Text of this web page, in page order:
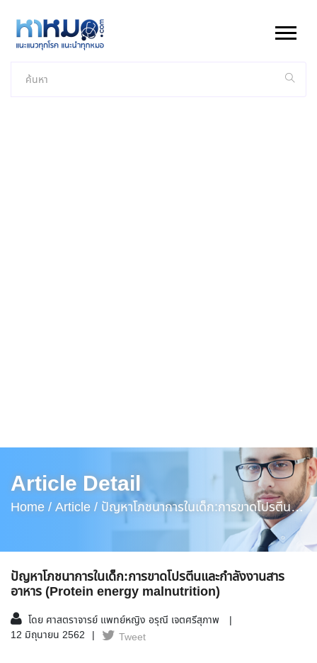
Article Detail
Home /Article / ปัญหาโภชนาการในเด็ก:การขาดโปรตีน
และกำลังงานสารอาหาร (Protein Energy Malnutrition)
ปัญหาโภชนาการในเด็ก:การขาดโปรตีนและกำลังงานสาร
อาหาร (Protein energy malnutrition)
โดย ศาสตราจารย์ แพทย์หญิง อรุณี เจตศรีสุภาพ
12 มิถุนายน 2562
Tweet